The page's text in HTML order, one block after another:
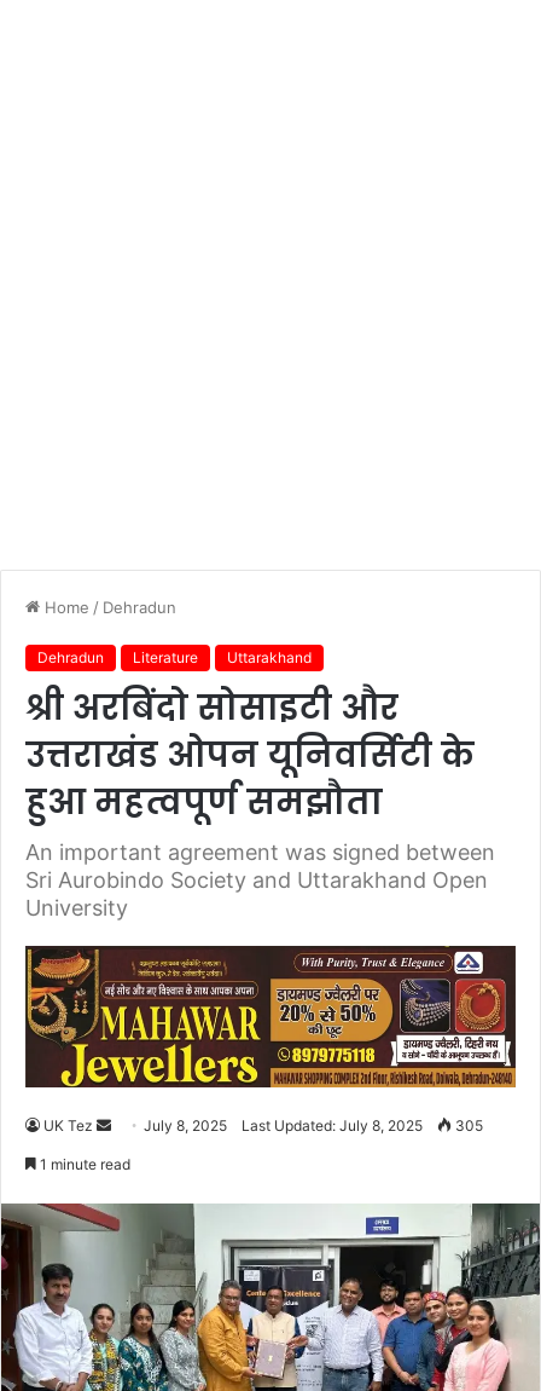
Home / Dehradun
Dehradun Literature Uttarakhand
श्री अरबिंदो सोसाइटी और
उत्तराखंड ओपन यूनिवर्सिटी के
हुआ महत्वपूर्ण समझौता
An important agreement was signed between
Sri Aurobindo Society and Uttarakhand Open
University
UK Tez
d
m
a
i
July 8, 2025 Last Updated: July 8, 2025 305
1 minute read